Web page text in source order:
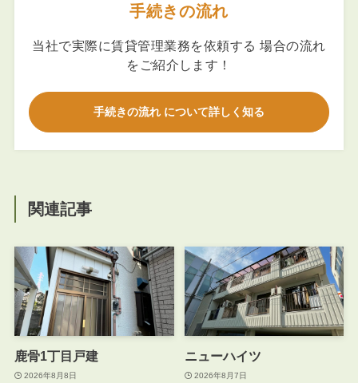
手続きの流れ
当社で実際に賃貸管理業務を依頼する 場合の流れ
をご紹介します！
手続きの流れ について詳しく知る
関連記事
鹿骨1丁目戸建
2026年8月8日
ニューハイツ
2026年8月7日